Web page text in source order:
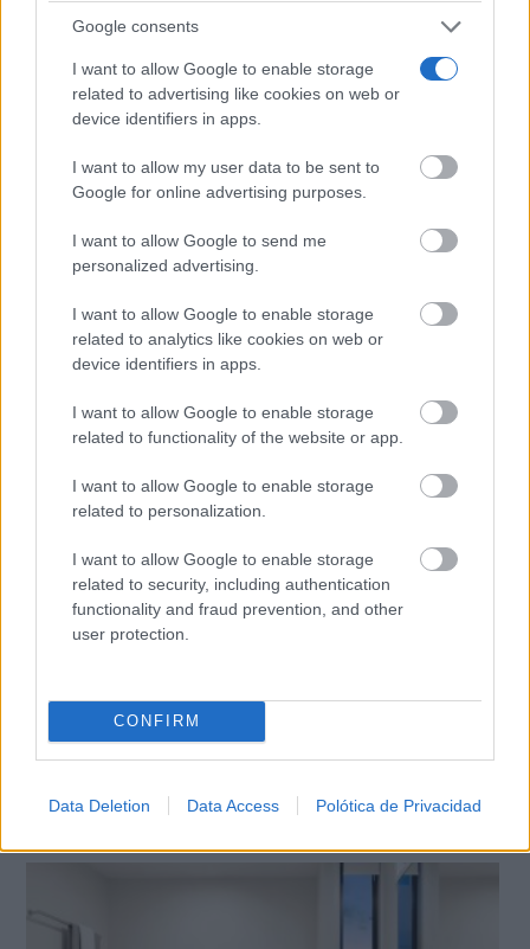
Google consents
I want to allow Google to enable storage
related to advertising like cookies on web or
device identifiers in apps.
I want to allow my user data to be sent to
Google for online advertising purposes.
I want to allow Google to send me
personalized advertising.
I want to allow Google to enable storage
related to analytics like cookies on web or
device identifiers in apps.
I want to allow Google to enable storage
related to functionality of the website or app.
I want to allow Google to enable storage
related to personalization.
I want to allow Google to enable storage
related to security, including authentication
functionality and fraud prevention, and other
user protection.
CONFIRM
Data Deletion Data Access Polótica de Privacidad
¿Por qué se contagia?
La ciencia explica por qué el bostezo es contagioso
Estas criaturas existen y parecen sacadas de otro
planeta
¿De verdad hacen esto?